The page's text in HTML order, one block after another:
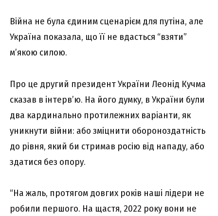
Війна не була єдиним сценарієм для путіна, але
Україна показала, що її не вдасться “взяти”
м’якою силою.
Про це другий президент України Леонід Кучма
сказав в інтерв’ю. На його думку, в України були
два кардинально протилежних варіанти, як
уникнути війни: або зміцнити обороноздатність
до рівня, який би стримав росію від нападу, або
здатися без опору.
“На жаль, протягом довгих років наші лідери не
робили першого. На щастя, 2022 року вони не